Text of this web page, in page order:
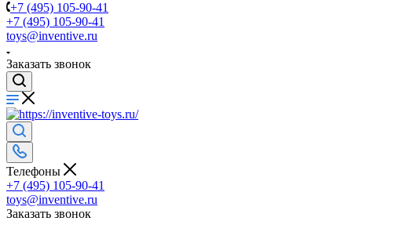
+7 (495) 105-90-41
+7 (495) 105-90-41
toys@inventive.ru
Заказать звонок
Телефоны
+7 (495) 105-90-41
toys@inventive.ru
Заказать звонок